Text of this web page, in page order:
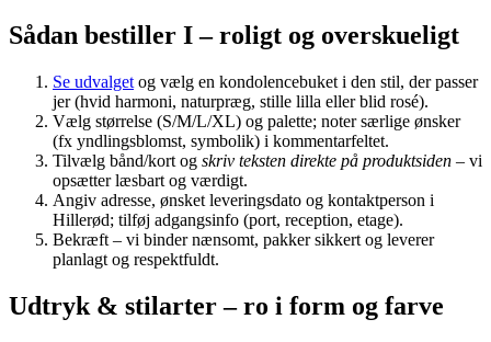
Sådan bestiller I – roligt og overskueligt
Se udvalget og vælg en kondolencebuket i den stil, der passer
jer (hvid harmoni, naturpræg, stille lilla eller blid rosé).
Vælg størrelse (S/M/L/XL) og palette; noter særlige ønsker
(fx yndlingsblomst, symbolik) i kommentarfeltet.
Tilvælg bånd/kort og skriv teksten direkte på produktsiden – vi
opsætter læsbart og værdigt.
Angiv adresse, ønsket leveringsdato og kontaktperson i
Hillerød; tilføj adgangsinfo (port, reception, etage).
Bekræft – vi binder nænsomt, pakker sikkert og leverer
planlagt og respektfuldt.
Udtryk & stilarter – ro i form og farve